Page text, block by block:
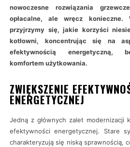
nowoczesne rozwiązania
opłacalne, ale wręcz konieczne.
przyjrzymy się, jakie korzyści
kotłowni, koncentrując się na
efektywnością energetyczną,
komfortem użytkowania.
ZWIĘKSZENIE
ENERGETYCZNEJ
Jedną z głównych zalet modernizacji
efektywności energetycznej. Stare
charakteryzują się niską sprawnością,